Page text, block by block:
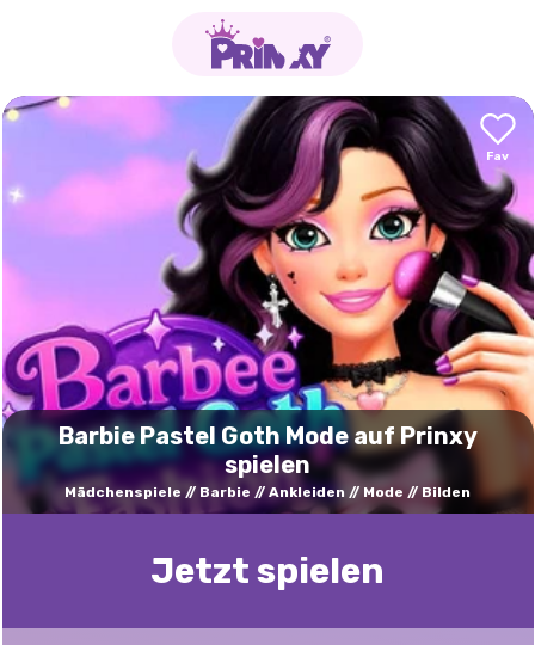
Barbie Pastel Goth Mode auf Prinxy
spielen
Mädchenspiele Barbie Ankleiden Mode Bilden
Jetzt spielen